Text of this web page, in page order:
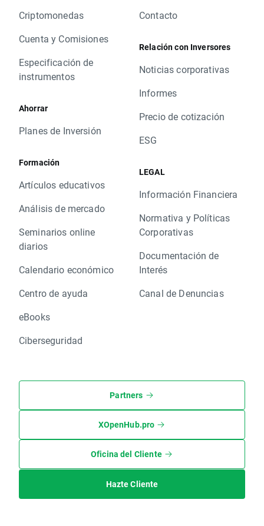
Criptomonedas
Cuenta y Comisiones
Especificación de
instrumentos
Ahorrar
Planes de Inversión
Formación
Artículos educativos
Análisis de mercado
Seminarios online
diarios
Calendario económico
Centro de ayuda
eBooks
Ciberseguridad
Contacto
Relación con Inversores
Noticias corporativas
Informes
Precio de cotización
ESG
LEGAL
Información Financiera
Normativa y Políticas
Corporativas
Documentación de
Interés
Canal de Denuncias
Partners
XOpenHub.pro
Oficina del Cliente
Hazte Cliente